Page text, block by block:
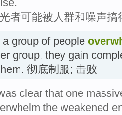
者可能被人群和噪声搞
a group of people
group, they gain
彻底制服; 击败
clear that one
the weakened